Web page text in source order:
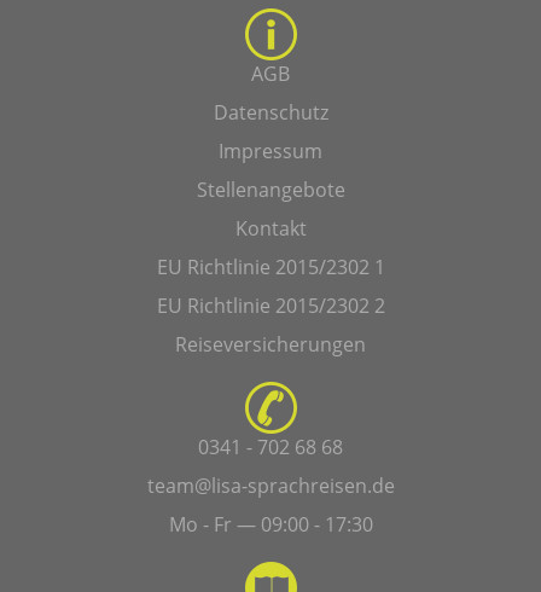
AGB
Datenschutz
Impressum
Stellenangebote
Kontakt
EU Richtlinie 2015/2302 1
EU Richtlinie 2015/2302 2
Reiseversicherungen
0341 - 702 68 68
team@lisa-sprachreisen.de
Mo - Fr — 09:00 - 17:30